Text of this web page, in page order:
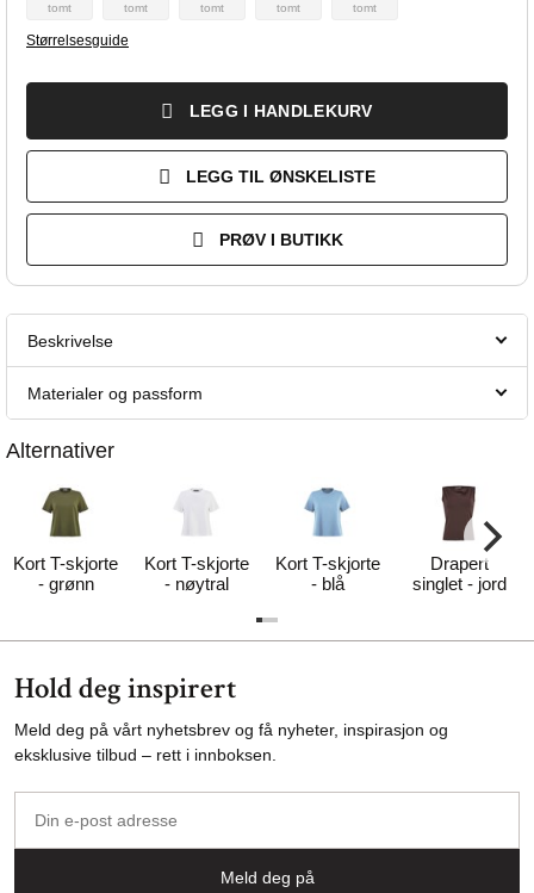
tomt tomt tomt tomt tomt
Størrelsesguide
LEGG I HANDLEKURV
LEGG TIL ØNSKELISTE
PRØV I BUTIKK
Beskrivelse
Materialer og passform
Alternativer
Kort T-skjorte
- grønn
Kort T-skjorte
- nøytral
Kort T-skjorte
- blå
Drapert
singlet - jord
Hold deg inspirert
Meld deg på vårt nyhetsbrev og få nyheter, inspirasjon og
eksklusive tilbud – rett i innboksen.
post
Meld deg på